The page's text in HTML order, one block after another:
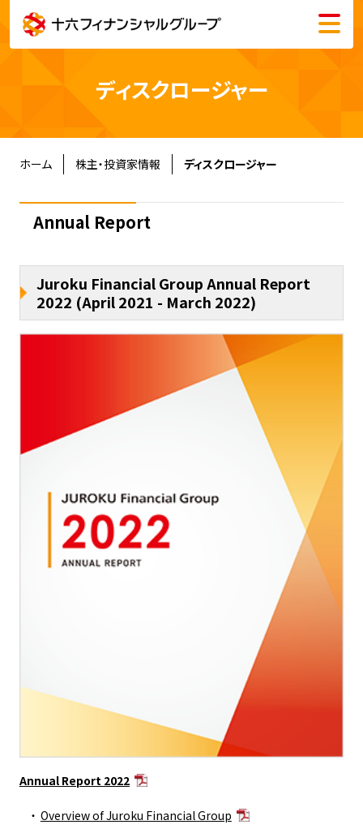
メニュー
会社情報
株主・投資家情報
サステナビリティ
採用情報
English
ディスクロージャー
ホーム 株主・投資家情報 ディスクロージャー
Annual Report
Juroku Financial Group Annual Report
2022 (April 2021 - March 2022)
Annual Report 2022
Overview of Juroku Financial Group